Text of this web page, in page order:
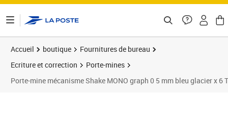
Accueil boutique
Fournitures de bureau
Ecriture et correction
Porte-mines
Porte-mine mécanisme Shake MONO graph 0 5 mm bleu glacier x 6